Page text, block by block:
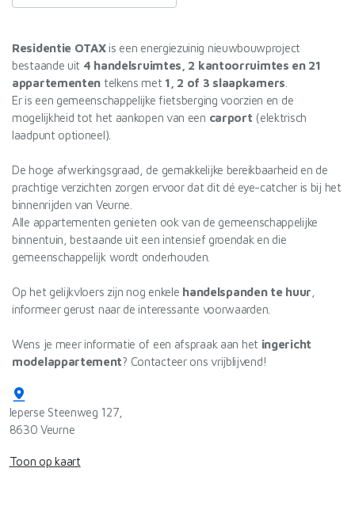
Residentie OTAXis een energiezuinig nieuwbouwproject
bestaande uit 4 handelsruimtes, 2 kantoorruimtes en 21
appartementen telkens met 1, 2 of 3 slaapkamers
Er is een gemeenschappelijke fietsberging voorzien en de
mogelijkheid tot het aankopen van een carport (elektrisch
laadpunt optioneel).
De hoge afwerkingsgraad, de gemakkelijke bereikbaarheid en de
prachtige verzichten zorgen ervoor dat dit dé eye-catcher is bij het
binnenrijden van Veurne.
Alle appartementen genieten ook van de gemeenschappelijke
binnentuin, bestaande uit een intensief groendak en die
gemeenschappelijk wordt onderhouden.
Op het gelijkvloers zijn nog enkele handelspanden te huur
informeer gerust naar de interessante voorwaarden.
Wens je meer informatie of een afspraak aan het ingericht
modelappartement? Contacteer ons vrijblijvend!
Ieperse Steenweg 127,
8630 Veurne
Toon op kaart